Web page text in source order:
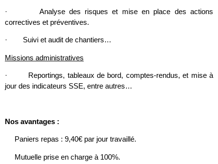
· Analyse des risques et mise en place des actions
correctives et préventives.
· Suivi et audit de chantiers…
Missions administratives
· Reportings, tableaux de bord, comptes-rendus, et mise à
jour des indicateurs SSE, entre autres…
Nos avantages :
Paniers repas : 9,40€ par jour travaillé.
Mutuelle prise en charge à 100%.